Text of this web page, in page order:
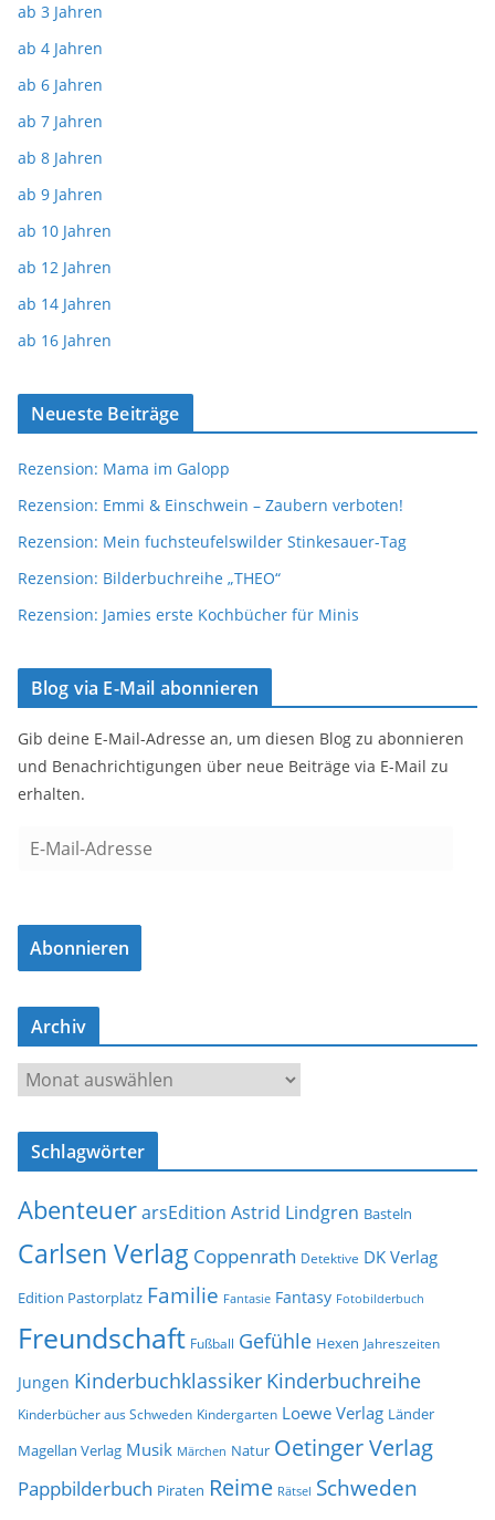
ab 3 Jahren
ab 4 Jahren
ab 6 Jahren
ab 7 Jahren
ab 8 Jahren
ab 9 Jahren
ab 10 Jahren
ab 12 Jahren
ab 14 Jahren
ab 16 Jahren
Neueste Beiträge
Rezension: Mama im Galopp
Rezension: Emmi & Einschwein – Zaubern verboten!
Rezension: Mein fuchsteufelswilder Stinkesauer-Tag
Rezension: Bilderbuchreihe „THEO“
Rezension: Jamies erste Kochbücher für Minis
Blog via E-Mail abonnieren
Gib deine E-Mail-Adresse an, um diesen Blog zu abonnieren
und Benachrichtigungen über neue Beiträge via E-Mail zu
erhalten.
a
l
-
d
s
e
Abonnieren
Archiv
r
c
v
Schlagwörter
AbenteuerarsEdition Astrid Lindgren Basteln
Carlsen Verlag Coppenrath Detektive DK Verlag
Edition Pastorplatz Familie Fantasie Fantasy Fotobilderbuch
Freundschaft Fußball Gefühle Hexen Jahreszeiten
Jungen Kinderbuchklassiker Kinderbuchreihe
Kinderbücher aus Schweden Kindergarten Loewe Verlag Länder
Magellan Verlag Musik Märchen Natur Oetinger Verlag
Pappbilderbuch Piraten Reime Rätsel Schweden